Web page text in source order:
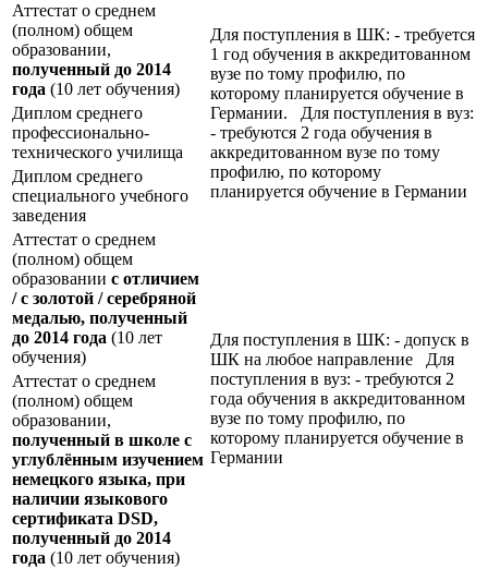
Аттестат о среднем
(полном) общем
образовании,
полученный до 2014
года (10 лет обучения)
Для поступления в ШК: - требуется
1 год обучения в аккредитованном
вузе по тому профилю, по
которому планируется обучение в
Германии. Для поступления в вуз:
- требуются 2 года обучения в
аккредитованном вузе по тому
профилю, по которому
планируется обучение в Германии
Диплом среднего
профессионально-
технического училища
Диплом среднего
специального учебного
заведения
Аттестат о среднем
(полном) общем
образовании с отличием
/ с золотой / серебряной
медалью, полученный
до 2014 года (10 лет
обучения)
Для поступления в ШК: - допуск в
ШК на любое направление Для
поступления в вуз: - требуются 2
года обучения в аккредитованном
вузе по тому профилю, по
которому планируется обучение в
Германии
Аттестат о среднем
(полном) общем
образовании,
полученный в школе с
углублённым изучением
немецкого языка, при
наличии языкового
сертификата DSD,
полученный до 2014
года (10 лет обучения)